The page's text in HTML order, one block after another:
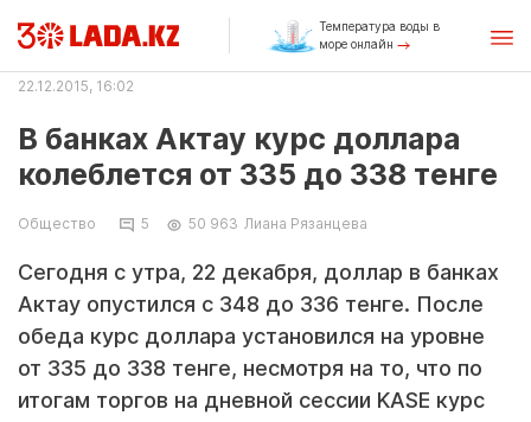
Температура воды в
море онлайн
22.12.2015, 16:02
В банках Актау курс доллара
колеблется от 335 до 338 тенге
Общество 5 50 963 Лиана Рязанцева
Сегодня с утра, 22 декабря, доллар в банках
Актау опустился с 348 до 336 тенге. После
обеда курс доллара установился на уровне
от 335 до 338 тенге, несмотря на то, что по
итогам торгов на дневной сессии KASE курс